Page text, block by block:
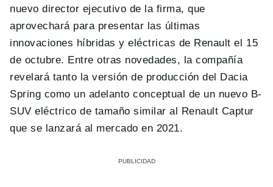
nuevo director ejecutivo de la firma, que
aprovechará para presentar las últimas
innovaciones híbridas y eléctricas de Renault el 15
de octubre. Entre otras novedades, la compañía
revelará tanto la versión de producción del Dacia
Spring como un adelanto conceptual de un nuevo B-
SUV eléctrico de tamaño similar al Renault Captur
que se lanzará al mercado en 2021.